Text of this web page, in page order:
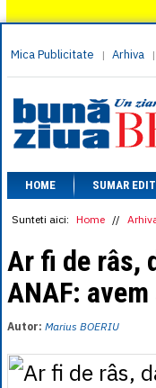
Mica Publicitate | Arhiva |
HOME SUMAR
Sunteti aici: Home //
Ar fi de râs,
ANAF:
Autor: Marius BOERIU